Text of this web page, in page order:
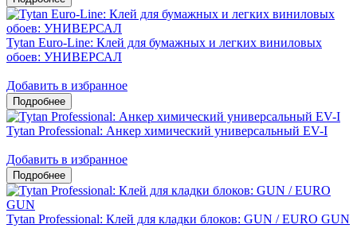
Tytan Euro-Line: Клей для бумажных и легких виниловых
обоев: УНИВЕРСАЛ
Добавить в избранное
Tytan Professional: Анкер химический универсальный EV-I
Добавить в избранное
Tytan Professional: Клей для кладки блоков: GUN / EURO GUN